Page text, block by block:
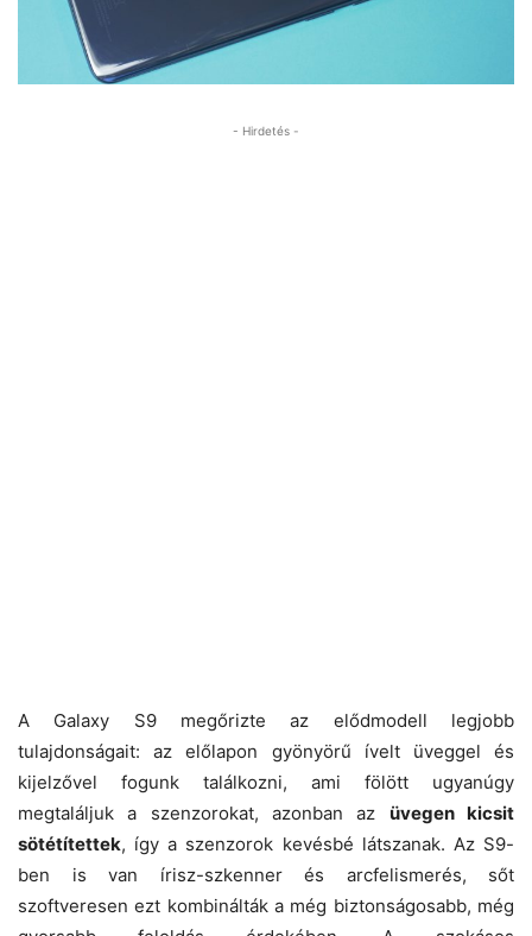
- Hirdetés -
A Galaxy S9 megőrizte az elődmodell legjobb
tulajdonságait: az előlapon gyönyörű ívelt üveggel és
kijelzővel fogunk találkozni, ami fölött ugyanúgy
megtaláljuk a szenzorokat, azonban az üvegen kicsit
sötétítettek, így a szenzorok kevésbé látszanak. Az S9-
ben is van írisz-szkenner és arcfelismerés, sőt
szoftveresen ezt kombinálták a még biztonságosabb, még